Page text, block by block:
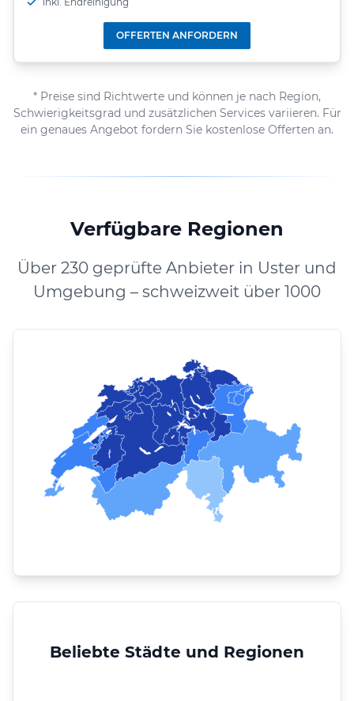
OFFERTEN ANFORDERN
* Preise sind Richtwerte und können je nach Region,
Schwierigkeitsgrad und zusätzlichen Services variieren. Für
ein genaues Angebot fordern Sie kostenlose Offerten an.
Verfügbare Regionen
Über 230 geprüfte Anbieter in Uster und
Umgebung – schweizweit über 1000
Beliebte Städte und Regionen